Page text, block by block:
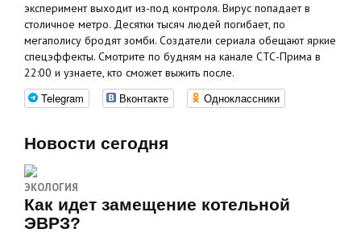
эксперимент выходит из-под контроля. Вирус попадает в
столичное метро. Десятки тысяч людей погибает, по
мегаполису бродят зомби. Создатели сериала обещают яркие
спецэффекты. Смотрите по будням на канале СТС-Прима в
22:00 и узнаете, кто сможет выжить после.
Telegram Вконтакте Одноклассники
Новости сегодня
ЭКОЛОГИЯ
Как идет замещение котельной
ЭВРЗ?